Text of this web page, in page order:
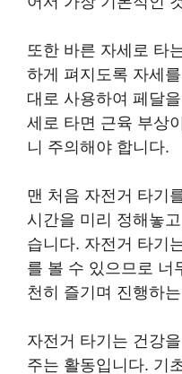
또한 바른 자세로 타
하게 펴지도록 자세
대로 사용하여 페달
세로 타면 근육 부상
니 주의해야 합니다.
맨 처음 자전거 타기
시간을 미리 정해놓
습니다. 자전거 타기
를 볼 수 있으므로 너
천히 즐기며 진행하
자전거 타기는 건강
주는 활동입니다. 기